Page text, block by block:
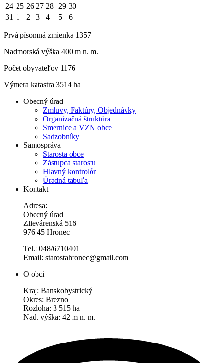
24 25 26 27 28 29 30
31 1 2 3 4 5 6
Prvá písomná zmienka 1357
Nadmorská výška 400 m n. m.
Počet obyvateľov 1176
Výmera katastra 3514 ha
Obecný úrad
Zmluvy, Faktúry, Objednávky
Organizačná štruktúra
Smernice a VZN obce
Sadzobníky
Samospráva
Starosta obce
Zástupca starostu
Hlavný kontrolór
Úradná tabuľa
Kontakt
Adresa:
Obecný úrad
Zlievárenská 516
976 45 Hronec
Tel.: 048/6710401
Email: starostahronec@gmail.com
O obci
Kraj: Banskobystrický
Okres: Brezno
Rozloha: 3 515 ha
Nad. výška: 42 m n. m.